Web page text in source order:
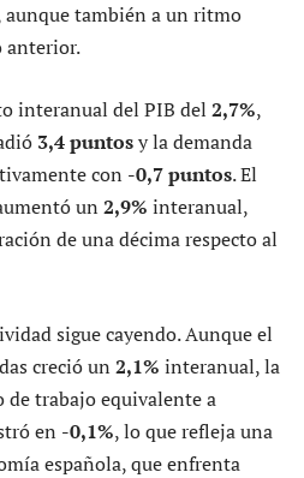
aunque también a un ritmo
anterior.
interanual del PIB del 2,7%,
3,4 puntosy la demanda
con -0,7 puntos. El
un 2,9% interanual,
de una décima respecto al
sigue cayendo. Aunque el
creció un 2,1% interanual, la
trabajo equivalente a
en -0,1%, lo que refleja una
española, que enfrenta